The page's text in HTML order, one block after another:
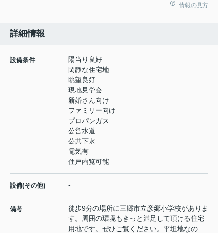
情報の見方
詳細情報
設備条件
陽当り良好
閑静な住宅地
眺望良好
現地見学会
新婚さん向け
ファミリー向け
プロパンガス
公営水道
公共下水
電気有
住戸内覧可能
設備(その他) -
備考
徒歩9分の場所に三郷市立彦郷小学校がありま
す。周囲の環境もきっと満足して頂ける住宅
用地です。ぜひご覧ください。平坦地なの